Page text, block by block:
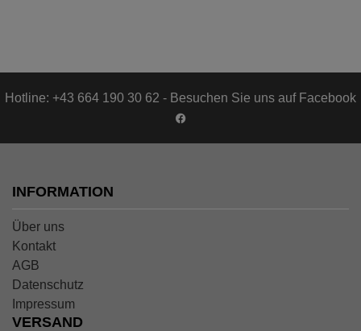
Hotline: +43 664 190 30 62 - Besuchen Sie uns auf Facebook
INFORMATION
Über uns
Kontakt
AGB
Datenschutz
Impressum
VERSAND